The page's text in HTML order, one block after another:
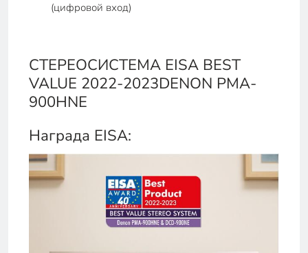
(цифровой вход)
СТЕРЕОСИСТЕМА EISA BEST
VALUE 2022-2023DENON PMA-
900HNE
Награда EISA: